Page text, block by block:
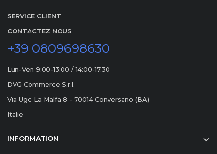
SERVICE CLIENT
CONTACTEZ NOUS
+39 0809698630
Lun-Ven 9:00-13:00 / 14:00-17.30
DVG Commerce S.r.l.
Via Ugo La Malfa 8 - 70014 Conversano (BA)
Italie
INFORMATION 